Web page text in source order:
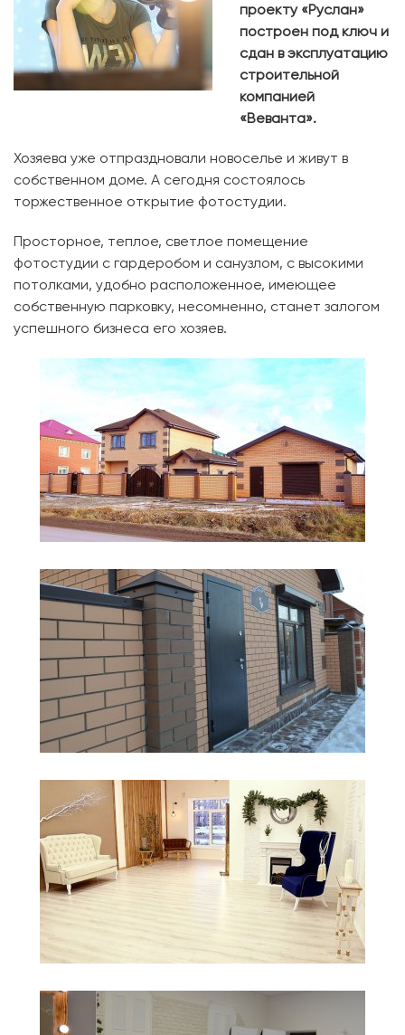
проекту «Руслан»
построен под ключ и
сдан в эксплуатацию
строительной
компанией
«Веванта».
Хозяева уже отпраздновали новоселье и живут в
собственном доме. А сегодня состоялось
торжественное открытие фотостудии.
Просторное, теплое, светлое помещение
фотостудии с гардеробом и санузлом, с высокими
потолками, удобно расположенное, имеющее
собственную парковку, несомненно, станет залогом
успешного бизнеса его хозяев.